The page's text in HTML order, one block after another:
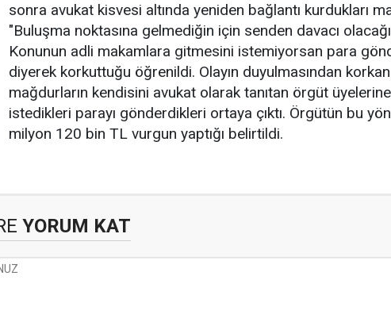
sonra avukat kisvesi altında yeniden bağlantı kurdukları
"Buluşma noktasına gelmediğin için senden davacı
Konunun adli makamlara gitmesini istemiyorsan para
diyerek korkuttuğu öğrenildi. Olayın duyulmasından korkan
mağdurların kendisini avukat olarak tanıtan örgüt üyelerine
istedikleri parayı gönderdikleri ortaya çıktı. Örgütün bu
milyon 120 bin TL vurgun yaptığı belirtildi.
YORUM KAT